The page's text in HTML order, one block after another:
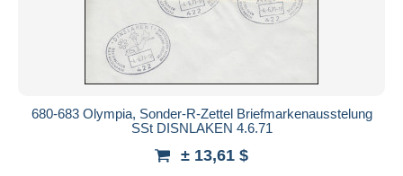
680-683 Olympia, Sonder-R-Zettel Briefmarkenausstelung
SSt DISNLAKEN 4.6.71
± 13,61 $